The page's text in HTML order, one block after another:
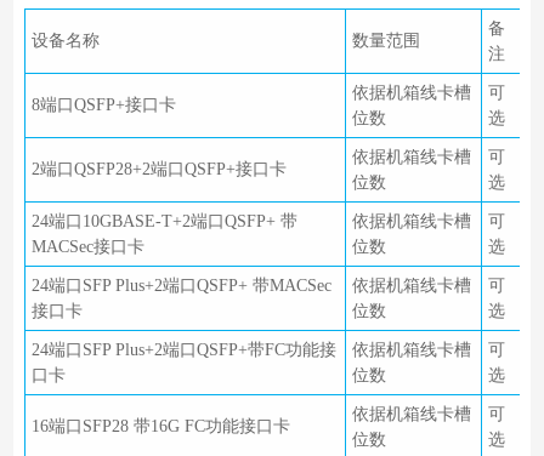
设备名称 数量范围
备
注
8端口QSFP+接口卡
依据机箱线卡槽
位数
可
选
2端口QSFP28+2端口QSFP+接口卡
依据机箱线卡槽
位数
可
选
24端口10GBASE-T+2端口QSFP+ 带
MACSec接口卡
依据机箱线卡槽
位数
可
选
24端口SFP Plus+2端口QSFP+ 带MACSec
接口卡
依据机箱线卡槽
位数
可
选
24端口SFP Plus+2端口QSFP+带FC功能接
口卡
依据机箱线卡槽
位数
可
选
16端口SFP28 带16G FC功能接口卡
依据机箱线卡槽
位数
可
选